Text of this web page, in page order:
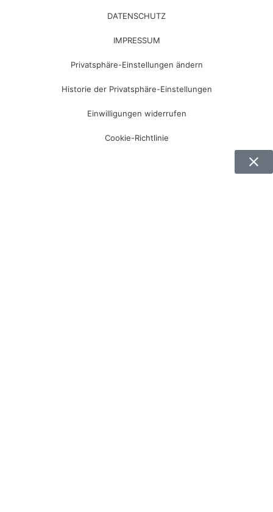
DATENSCHUTZ
IMPRESSUM
Privatsphäre-Einstellungen ändern
Historie der Privatsphäre-Einstellungen
Einwilligungen widerrufen
Cookie-Richtlinie